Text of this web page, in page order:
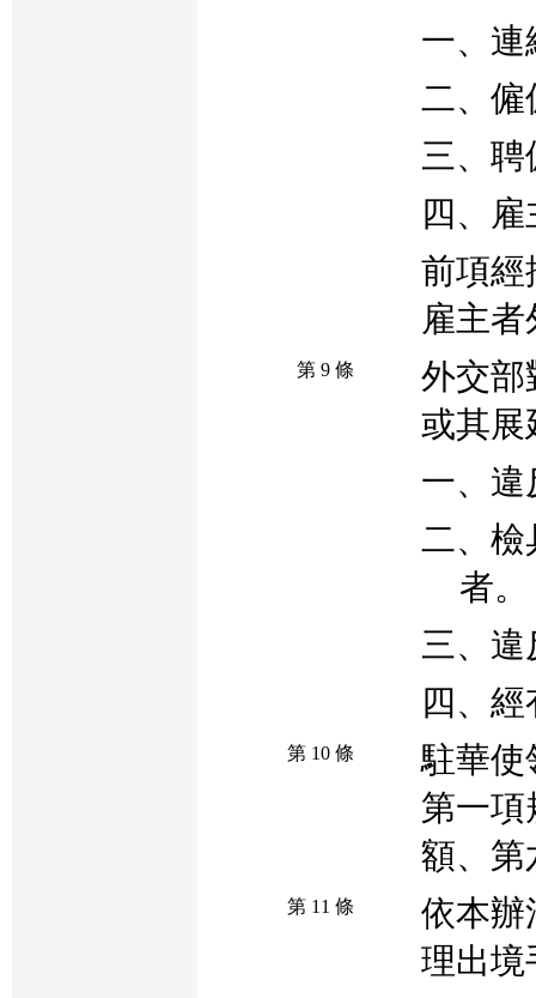
一、連
二、僱
三、
四、
前項經
雇主
第 9 條
外交部
或其展
一、違
二、檢
者。
三、
四、
第 10 條
駐華使
第一項
額、第
第 11 條
依本辦
理出境